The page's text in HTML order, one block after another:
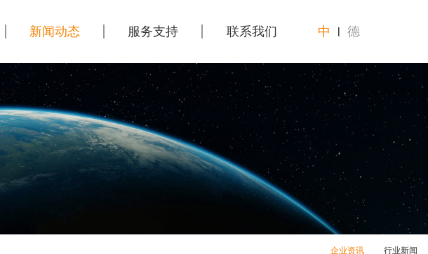
新闻动态 服务支持 联系我们 中 | 德
企业资讯 行业新闻